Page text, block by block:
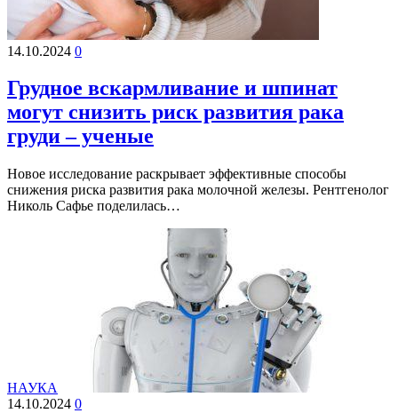
14.10.2024 0
Грудное вскармливание и шпинат
могут снизить риск развития рака
груди – ученые
Новое исследование раскрывает эффективные способы
снижения риска развития рака молочной железы. Рентгенолог
Николь Сафье поделилась…
НАУКА
14.10.2024 0